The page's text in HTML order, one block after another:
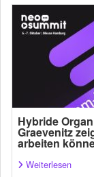
Hybride
Graevenitz
arbeiten
Weiterlesen